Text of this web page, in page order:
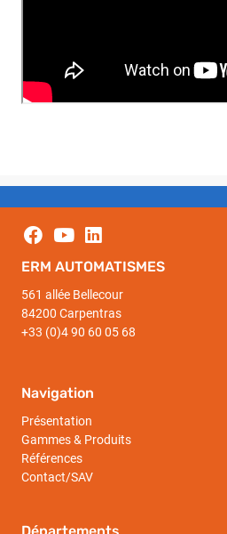
ERM AUTOMATISMES
561 allée Bellecour
84200 Carpentras
+33 (0)4 90 60 05 68
Navigation
Présentation
Gammes & Produits
Références
Contact/SAV